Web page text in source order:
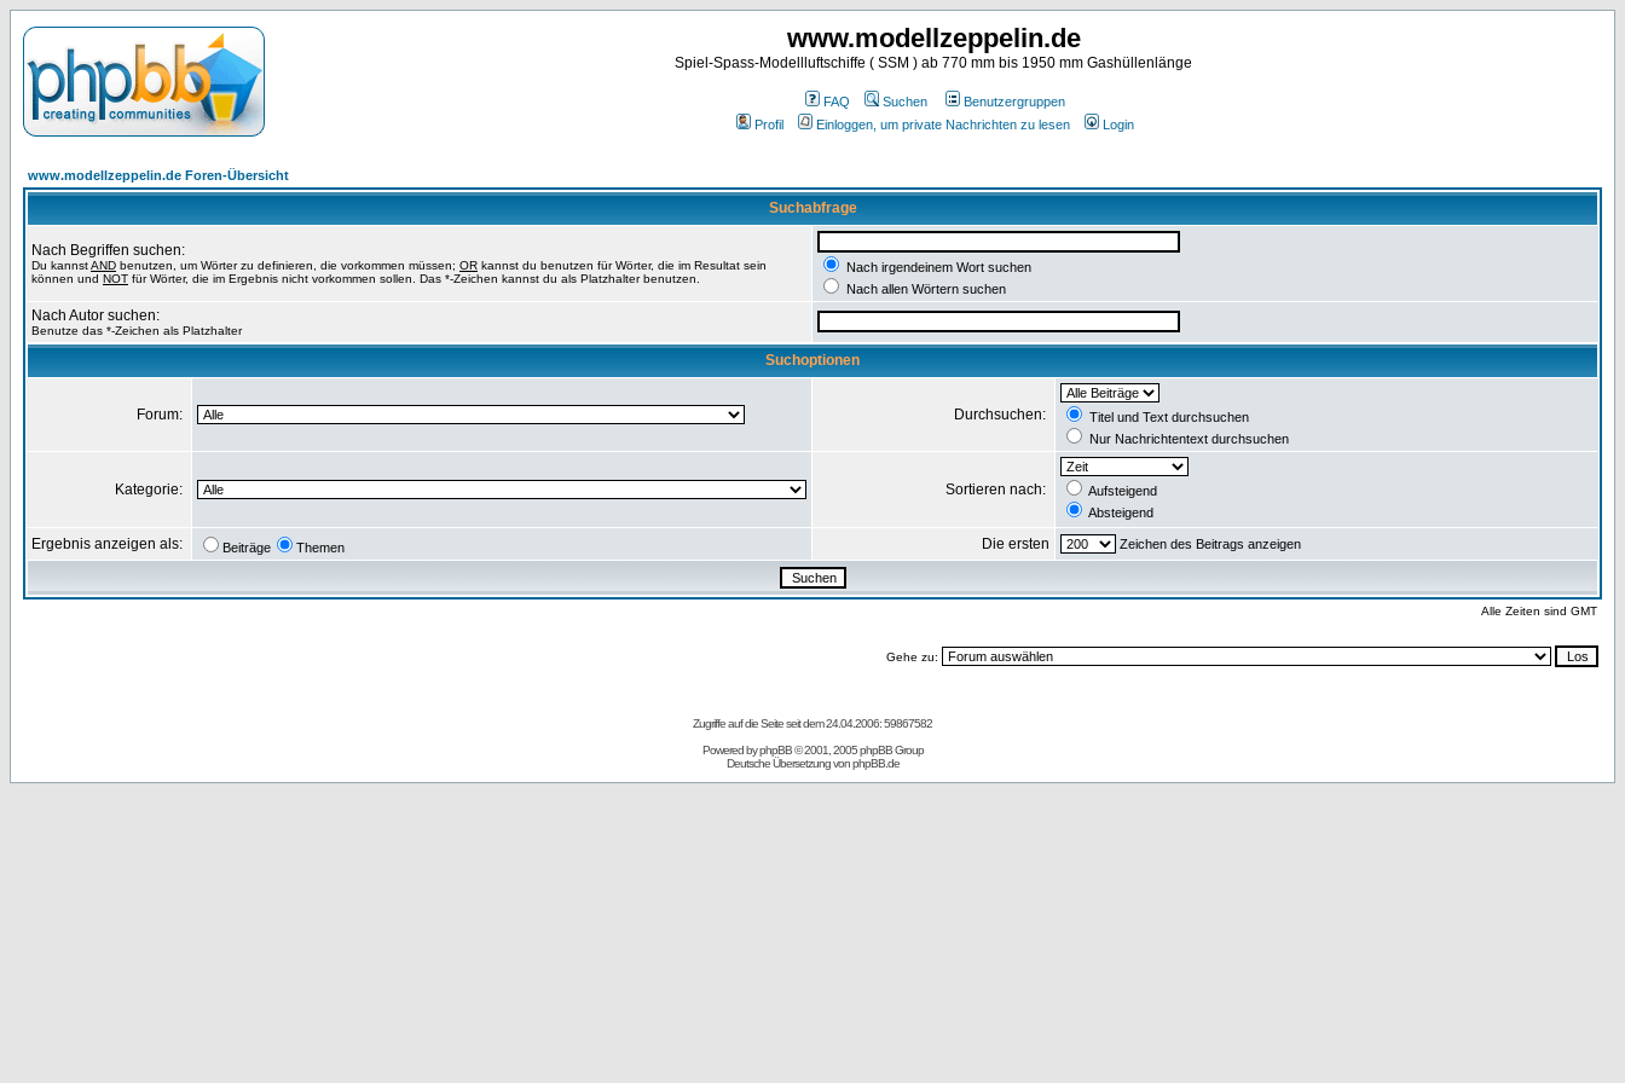
www.modellzeppelin.de
Spiel-Spass-Modellluftschiffe ( SSM ) ab 770 mm bis 1950 mm Gashüllenlänge
FAQ Suchen
Benutzergruppen
Profil
Einloggen, um private Nachrichten zu lesen Login
www.modellzeppelin.de Foren-Übersicht
Suchabfrage
Nach Begriffen suchen:
Du kannstAND benutzen, um Wörter zu definieren, die vorkommen müssen; OR kannst du benutzen für Wörter, die im Resultat sein
können und NOT für Wörter, die im Ergebnis nicht vorkommen sollen. Das *-Zeichen kannst du als Platzhalter benutzen.
Nach irgendeinem Wort suchen
Nach allen Wörtern suchen
Nach Autor suchen:
Benutze das *-Zeichen als Platzhalter
Suchoptionen
Forum: Durchsuchen:
Titel und Text durchsuchen
Nur Nachrichtentext durchsuchen
Kategorie: Sortieren nach:
Aufsteigend
Absteigend
Ergebnis anzeigen als: Beiträge Themen Die ersten Zeichen des Beitrags anzeigen
Alle Zeiten sind GMT
Gehe zu:
Zugriffe auf die Seite seit dem 24.04.2006: 59867582
Powered byphpBB© 2001, 2005 phpBB Group
Deutsche Übersetzung vonphpBB.de